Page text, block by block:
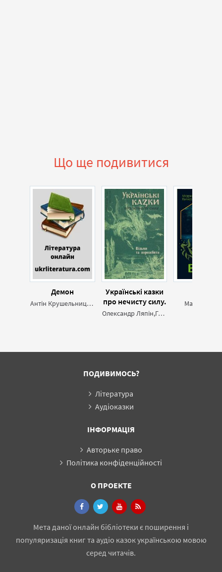
Що ще подивитися
Демон
Антін Крушельницький
Українські казки
про нечисту силу.
Відьми та
Олександр Ляпін,Геннадій Осадчий,народ Український
Марина
ПОДИВИМОСЬ?
Література
Аудіоказки
ІНФОРМАЦІЯ
Авторьке право
Політика конфіденційності
О ПРОЕКТЕ
Мета даної онлайн бібліотеки є поширення і
популяризація книг та аудіо казок українською мовою
серед читачів.